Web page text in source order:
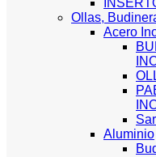
Ollas,
Acero
Aluminio